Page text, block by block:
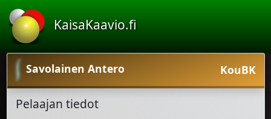
KaisaKaavio.fi
Savolainen Antero KouBK
Pelaajan tiedot